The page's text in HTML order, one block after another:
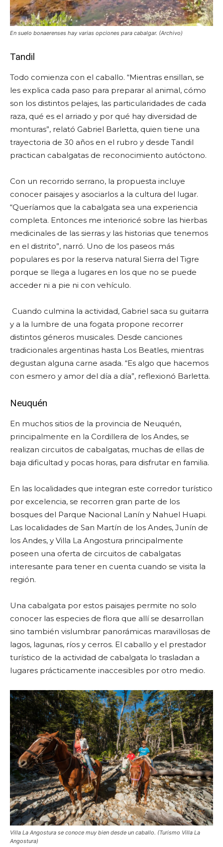
En suelo bonaerenses hay varias opciones para cabalgar. (Archivo)
Tandil
Todo comienza con el caballo. “Mientras ensillan, se
les explica cada paso para preparar al animal, cómo
son los distintos pelajes, las particularidades de cada
raza, qué es el arriado y por qué hay diversidad de
monturas”, relató Gabriel Barletta, quien tiene una
trayectoria de 30 años en el rubro y desde Tandil
practican cabalgatas de reconocimiento autóctono.
Con un recorrido serrano, la propuesta incluye
conocer paisajes y asociarlos a la cultura del lugar.
“Queríamos que la cabalgata sea una experiencia
completa. Entonces me interioricé sobre las hierbas
medicinales de las sierras y las historias que tenemos
en el distrito”, narró. Uno de los paseos más
populares es por la reserva natural Sierra del Tigre
porque se llega a lugares en los que no se puede
acceder ni a pie ni con vehículo.
Cuando culmina la actividad, Gabriel saca su guitarra
y a la lumbre de una fogata propone recorrer
distintos géneros musicales. Desde canciones
tradicionales argentinas hasta Los Beatles, mientras
degustan alguna carne asada. “Es algo que hacemos
con esmero y amor del día a día”, reflexionó Barletta.
Neuquén
En muchos sitios de la provincia de Neuquén,
principalmente en la Cordillera de los Andes, se
realizan circuitos de cabalgatas, muchas de ellas de
baja dificultad y pocas horas, para disfrutar en familia.
En las localidades que integran este corredor turístico
por excelencia, se recorren gran parte de los
bosques del Parque Nacional Lanín y Nahuel Huapi.
Las localidades de San Martín de los Andes, Junín de
los Andes, y Villa La Angostura principalmente
poseen una oferta de circuitos de cabalgatas
interesante para tener en cuenta cuando se visita la
región.
Una cabalgata por estos paisajes permite no solo
conocer las especies de flora que allí se desarrollan
sino también vislumbrar panorámicas maravillosas de
lagos, lagunas, ríos y cerros. El caballo y el prestador
turístico de la actividad de cabalgata lo trasladan a
lugares prácticamente inaccesibles por otro medio.
Villa La Angostura se conoce muy bien desde un caballo. (Turismo Villa La
Angostura)